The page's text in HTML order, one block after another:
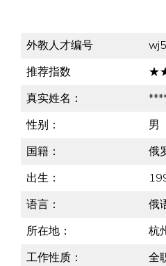
外教人才编号
推荐指数
真实姓名：
性别：
男
国籍：
俄
出生：
语言：
俄
所在地：
杭
工作性质：
全